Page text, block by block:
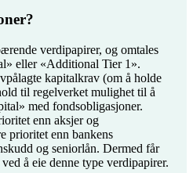
verdipapirer, og omtales
eller «Additional Tier 1».
kapitalkrav (om å holde
til regelverket mulighet til å
med fondsobligasjoner.
enn aksjer og
prioritet enn bankens
og seniorlån. Dermed får
å eie denne type verdipapirer.